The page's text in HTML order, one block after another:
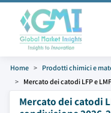
Home Prodotti chimici e
Mercato dei catodi LFP e
Mercato dei catodi